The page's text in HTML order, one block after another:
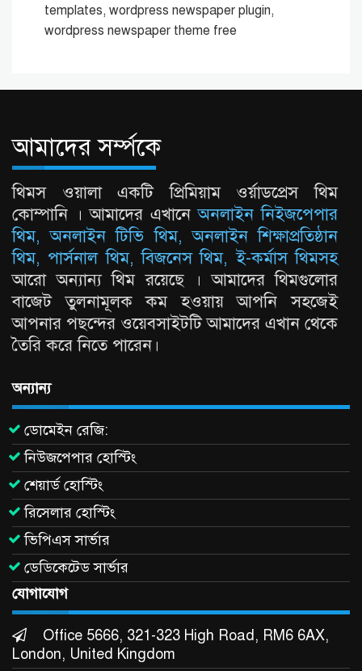
templates, wordpress newspaper plugin,
wordpress newspaper theme free
আমাদের সর্ম্পকে
থিমস ওয়ালা একটি প্রিমিয়াম ওর্য়াডপ্রেস থিম
কোম্পানি । আমাদের এখানেঅনলাইন নিইজপেপার
থিম, অনলাইন টিভি থিম, অনলাইন শিক্ষাপ্রতিষ্ঠান
থিম, পার্সনাল থিম, বিজনেস থিম, ই-কর্মাস থিমসহ
আরো অন্যান্য থিম রয়েছে । আমাদের থিমগুলোর
বাজেট তুলনামূলক কম হওয়ায় আপনি সহজেই
আপনার পছন্দের ওয়েবসাইটটি আমাদের এখান থেকে
তৈরি করে নিতে পারেন।
অন্যান্য
ডোমেইন রেজি:
নিউজপেপার হোস্টিং
শেয়ার্ড হোস্টিং
রিসেলার হোস্টিং
ভিপিএস সার্ভার
ডেডিকেটেড সার্ভার
যোগাযোগ
Office 5666, 321-323 High Road, RM6 6AX,
London, United Kingdom